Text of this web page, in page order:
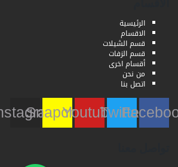
الرئيسية
الاقسام
قسم الشيلات
قسم الزفات
أقسام اخرى
من نحن
اتصل بنا
Twitter
Youtube
Snapchat
Instagram